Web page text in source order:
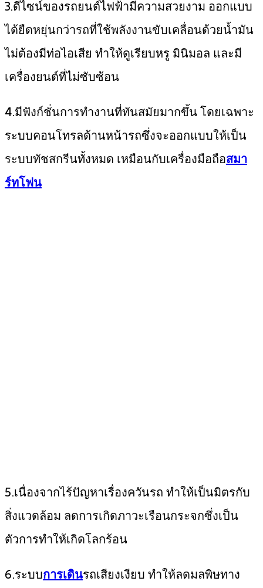
3.ดีไซน์ของรถยนต์ไฟฟ้ามีความสวยงาม ออกแบบ
ได้ยืดหยุ่นกว่ารถที่ใช้พลังงานขับเคลื่อนด้วยน้ำมัน
ไม่ต้องมีท่อไอเสีย ทำให้ดูเรียบหรู มินิมอล และมี
เครื่องยนต์ที่ไม่ซับซ้อน
4.มีฟังก์ชั่นการทำงานที่ทันสมัยมากขึ้น โดยเฉพาะ
ระบบคอนโทรลด้านหน้ารถซึ่งจะออกแบบให้เป็น
ระบบทัชสกรีนทั้งหมด เหมือนกับเครื่องมือถือสมา
ร์ทโฟน
5.เนื่องจากไร้ปัญหาเรื่องควันรถ ทำให้เป็นมิตรกับ
สิ่งแวดล้อม ลดการเกิดภาวะเรือนกระจกซึ่งเป็น
ตัวการทำให้เกิดโลกร้อน
6.ระบบการเดินรถเสียงเงียบ ทำให้ลดมลพิษทาง